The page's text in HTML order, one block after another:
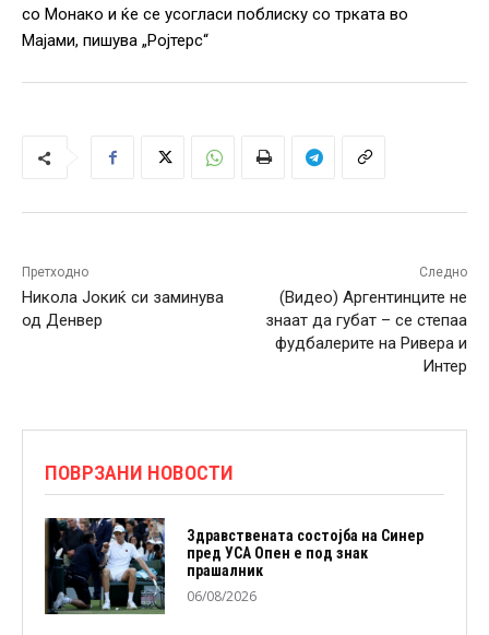
со Монако и ќе се усогласи поблиску со трката во
Мајами, пишува „Ројтерс“
Претходно
Никола Јокиќ си заминува
од Денвер
Следно
(Видео) Аргентинците не
знаат да губат – се степаа
фудбалерите на Ривера и
Интер
ПОВРЗАНИ НОВОСТИ
Здравствената состојба на Синер
пред УСА Опен е под знак
прашалник
06/08/2026